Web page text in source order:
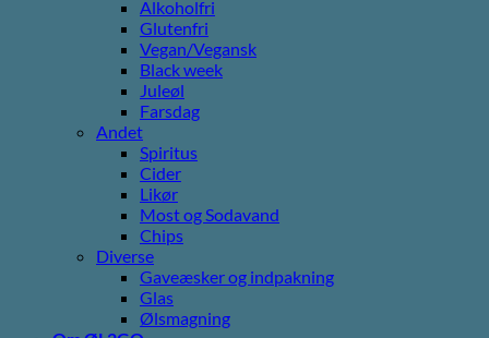
Alkoholfri
Glutenfri
Vegan/Vegansk
Black week
Juleøl
Farsdag
Andet
Spiritus
Cider
Likør
Most og Sodavand
Chips
Diverse
Gaveæsker og indpakning
Glas
Ølsmagning